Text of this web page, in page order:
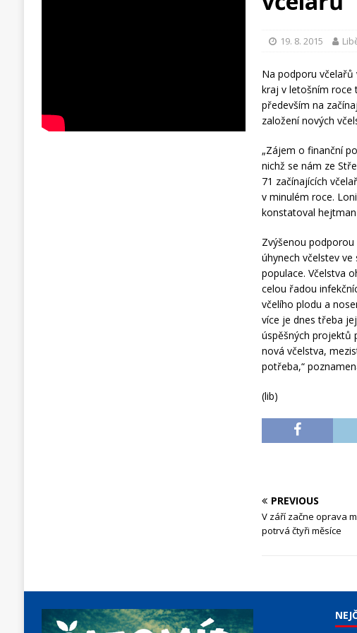
19. 8. 2015
Na podporu včelařů
kraj v letošním roce
především na
založení nových
„Zájem o finanční
nichž se nám ze
71 začínajících
v minulém roce.
konstatoval
Zvýšenou
úhynech včelstev
populace. Včelstva
celou řadou
včelího plodu a
více je dnes třeba
úspěšných projektů
nová včelstva,
potřeba,“
(lib)
PREVIOUS
V září začne oprava
potrvá čtyři měsíce